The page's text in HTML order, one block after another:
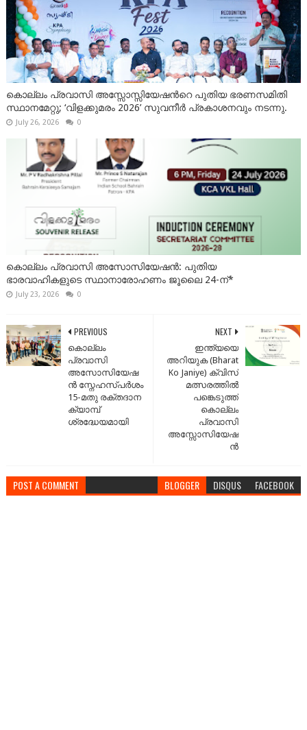
കൊല്ലം പ്രവാസി അസ്സോസ്സിയേഷന്‍റെ പുതിയ ഭരണസമിതി
സ്ഥാനമേറ്റു; ‘വിളക്കുമരം 2026’ സുവനീർ പ്രകാശനവും നടന്നു.
July 26, 2026 0
കൊല്ലം പ്രവാസി അസോസിയേഷൻ: പുതിയ
ഭാരവാഹികളുടെ സ്ഥാനാരോഹണം ജൂലൈ 24-ന്*
July 23, 2026 0
NEXT
ഇന്ത്യയെ
അറിയുക (Bharat
Ko Janiye) ക്വിസ്
മത്സരത്തിൽ
പങ്കെടുത്ത്
കൊല്ലം
പ്രവാസി
അസ്സോസിയേഷ
ൻ
PREVIOUS
കൊല്ലം
പ്രവാസി
അസോസിയേഷ
ൻ സ്നേഹസ്പർശം
15-മതു രക്തദാന
ക്യാമ്പ്
ശ്രദ്ധേയമായി
POST A COMMENT BLOGGER DISQUS FACEBOOK